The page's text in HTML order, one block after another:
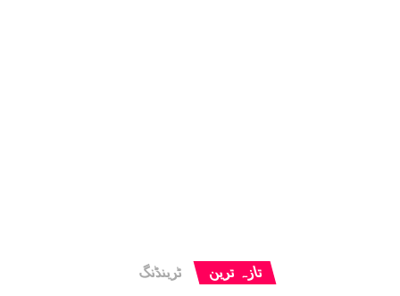
تازہ ترین ٹرینڈنگ